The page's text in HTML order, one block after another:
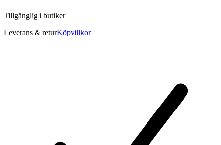
Tillgänglig i butiker
Leverans & returKöpvillkor